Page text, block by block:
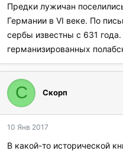
Предки лужичан
Германии в VI веке. По
сербы известны с 631
германизированных
С Скорп
10 Янв 2017
В какой-то исторической